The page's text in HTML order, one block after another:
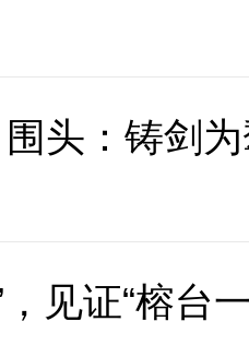
围头：铸剑
见证“榕台